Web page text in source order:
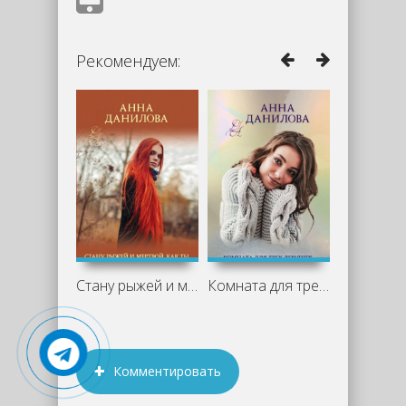
Рекомендуем:
Стану рыжей и мертвой, как ты - Анна Комната для трех девушек - Анна Данилова
Комментировать